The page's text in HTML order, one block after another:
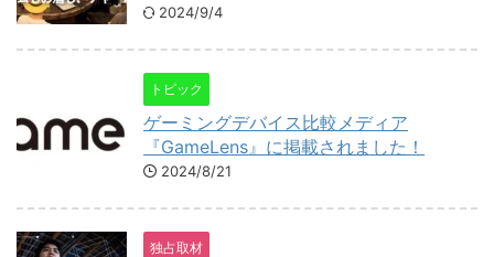
2024/9/4
トピック
ゲーミングデバイス比較メディア
『GameLens』に掲載されました！
2024/8/21
独占取材